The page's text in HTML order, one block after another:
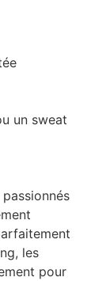
un sweat
les
pour